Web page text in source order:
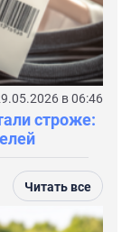
в 06:46
строже:
Читать все